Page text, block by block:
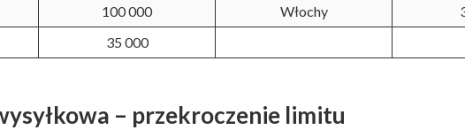
100 000 Włochy
35 000
– przekroczenie limitu